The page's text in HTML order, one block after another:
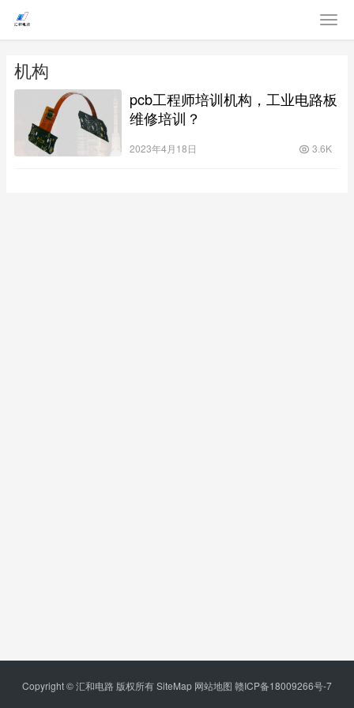
机构
pcb工程师培训机构，工业电路板
维修培训？
2023年4月18日 3.6K
Copyright © 汇和电路 版权所有SiteMap 网站地图 赣ICP备18009266号-7